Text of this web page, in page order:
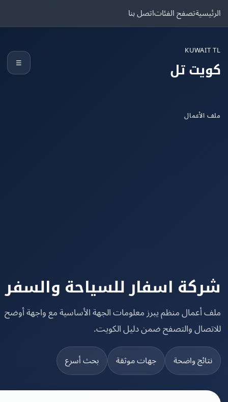
تصفح الفئاتاتصل بنا
تل
اسفار للسياحة والسفر
منظم يبرز معلومات الجهة الأساسية مع واجهة أوضح
والتصفح ضمن دليل الكويت.
واضحة جهات موثقة بحث أسرع